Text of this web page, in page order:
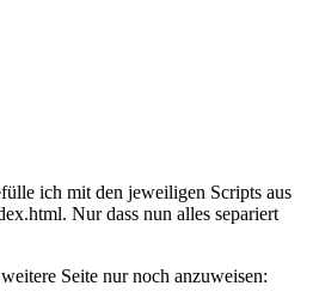
ich mit den jeweiligen Scripts aus
Nur dass nun alles separiert
Seite nur noch anzuweisen: